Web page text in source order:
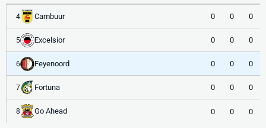
4 Cambuur 0 0 0
5 Excelsior 0 0 0
6 Feyenoord 0 0 0
7 Fortuna 0 0 0
8 Go Ahead 0 0 0